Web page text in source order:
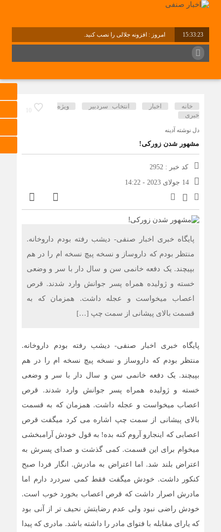
15:33:23 امروز : افزونه جلالی را نصب کنید.
10
خانه اخبار انتخاب سردبیر
ویژه
خبری
دل نوشته آدینه
مشهور شدن زورکی!
کد خبر : 2952
14 جولای 2023 - 14:22
پایگاه خبری اخبار صنفی- دیشب رفته بودم داروخانه.
منتظر بودم که داروساز و نسخه پیچ نسخه ام را در هم
بپیچند. یک دفعه خانمی سن و سال دار با سر و وضعی
خسته و ژولیده همراه پسر جوانش وارد شدند. قرص
اعصاب میخواست و عجله داشت. همزمان که به
قسمت بالای پیشانی از سمت چپ […]
پایگاه خبری اخبار صنفی- دیشب رفته بودم داروخانه.
منتظر بودم که داروساز و نسخه پیچ نسخه ام را در هم
بپیچند. یک دفعه خانمی سن و سال دار با سر و وضعی
خسته و ژولیده همراه پسر جوانش وارد شدند. قرص
اعصاب میخواست و عجله داشت. همزمان که به قسمت
بالای پیشانی از سمت چپ اشاره می کرد میگفت قرص
اعصابی که اینجارو آروم کنه بده! به قول خودش آرامبخشی
میخوام برای این قسمت. کمی گذشت و صدای پسرش به
اعتراض بلند شد. اما اعتراض به مادرش. انگار فردا صبح
کنکور داشت. خودش میگفت فقط کمی سردرد دارم اما
مادرش اصرار داشت که قرص اعصاب بخورد خوب است.
خودش راضی نبود ولی عدم رضایتش نحیف تر از آنی بود
که یارای مقابله با فتوای مادر را داشته باشد. مادری که پیدا